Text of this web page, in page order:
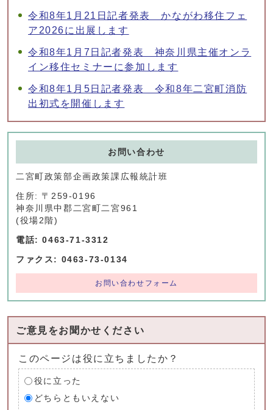
令和8年1月21日記者発表 かながわ移住フェ
ア2026に出展します
令和8年1月7日記者発表 神奈川県主催オンラ
イン移住セミナーに参加します
令和8年1月5日記者発表 令和8年二宮町消防
出初式を開催します
お問い合わせ
二宮町政策部企画政策課広報統計班
住所: 〒259-0196
神奈川県中郡二宮町二宮961
(役場2階)
電話: 0463-71-3312
ファクス: 0463-73-0134
お問い合わせフォーム
ご意見をお聞かせください
このページは役に立ちましたか？
役に立った
どちらともいえない